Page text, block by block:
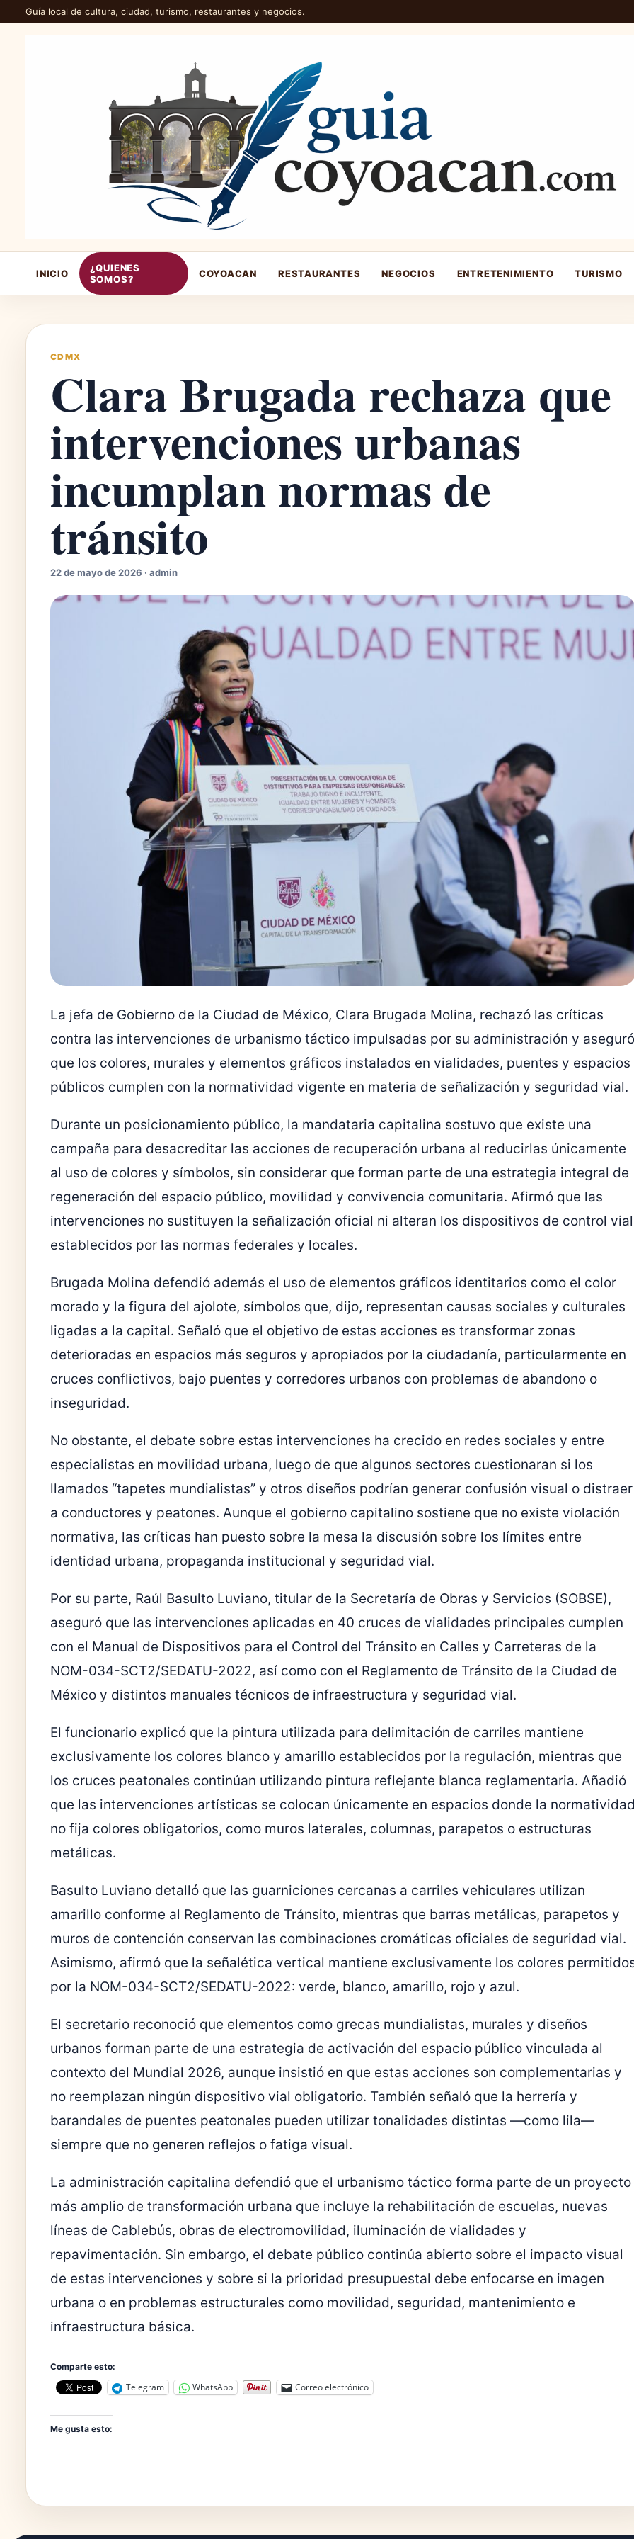
Guía local de cultura, ciudad, turismo, restaurantes y negocios.
INICIO
¿QUIENES
SOMOS?
COYOACAN RESTAURANTES NEGOCIOS ENTRETENIMIENTO TURISMO
CDMX
Clara Brugada rechaza que
intervenciones urbanas
incumplan normas de
tránsito
22 de mayo de 2026 · admin
La jefa de Gobierno de la Ciudad de México, Clara Brugada Molina, rechazó las críticas
contra las intervenciones de urbanismo táctico impulsadas por su administración y aseguró
que los colores, murales y elementos gráficos instalados en vialidades, puentes y espacios
públicos cumplen con la normatividad vigente en materia de señalización y seguridad vial.
Durante un posicionamiento público, la mandataria capitalina sostuvo que existe una
campaña para desacreditar las acciones de recuperación urbana al reducirlas únicamente
al uso de colores y símbolos, sin considerar que forman parte de una estrategia integral de
regeneración del espacio público, movilidad y convivencia comunitaria. Afirmó que las
intervenciones no sustituyen la señalización oficial ni alteran los dispositivos de control vial
establecidos por las normas federales y locales.
Brugada Molina defendió además el uso de elementos gráficos identitarios como el color
morado y la figura del ajolote, símbolos que, dijo, representan causas sociales y culturales
ligadas a la capital. Señaló que el objetivo de estas acciones es transformar zonas
deterioradas en espacios más seguros y apropiados por la ciudadanía, particularmente en
cruces conflictivos, bajo puentes y corredores urbanos con problemas de abandono o
inseguridad.
No obstante, el debate sobre estas intervenciones ha crecido en redes sociales y entre
especialistas en movilidad urbana, luego de que algunos sectores cuestionaran si los
llamados “tapetes mundialistas” y otros diseños podrían generar confusión visual o distraer
a conductores y peatones. Aunque el gobierno capitalino sostiene que no existe violación
normativa, las críticas han puesto sobre la mesa la discusión sobre los límites entre
identidad urbana, propaganda institucional y seguridad vial.
Por su parte, Raúl Basulto Luviano, titular de la Secretaría de Obras y Servicios (SOBSE),
aseguró que las intervenciones aplicadas en 40 cruces de vialidades principales cumplen
con el Manual de Dispositivos para el Control del Tránsito en Calles y Carreteras de la
NOM-034-SCT2/SEDATU-2022, así como con el Reglamento de Tránsito de la Ciudad de
México y distintos manuales técnicos de infraestructura y seguridad vial.
El funcionario explicó que la pintura utilizada para delimitación de carriles mantiene
exclusivamente los colores blanco y amarillo establecidos por la regulación, mientras que
los cruces peatonales continúan utilizando pintura reflejante blanca reglamentaria. Añadió
que las intervenciones artísticas se colocan únicamente en espacios donde la
no fija colores obligatorios, como muros laterales, columnas, parapetos o estructuras
metálicas.
Basulto Luviano detalló que las guarniciones cercanas a carriles vehiculares utilizan
amarillo conforme al Reglamento de Tránsito, mientras que barras metálicas, parapetos y
muros de contención conservan las combinaciones cromáticas oficiales de seguridad vial.
Asimismo, afirmó que la señalética vertical mantiene exclusivamente los colores
por la NOM-034-SCT2/SEDATU-2022: verde, blanco, amarillo, rojo y azul.
El secretario reconoció que elementos como grecas mundialistas, murales y diseños
urbanos forman parte de una estrategia de activación del espacio público vinculada al
contexto del Mundial 2026, aunque insistió en que estas acciones son complementarias y
no reemplazan ningún dispositivo vial obligatorio. También señaló que la herrería y
barandales de puentes peatonales pueden utilizar tonalidades distintas —como lila—
siempre que no generen reflejos o fatiga visual.
La administración capitalina defendió que el urbanismo táctico forma parte de un proyecto
más amplio de transformación urbana que incluye la rehabilitación de escuelas, nuevas
líneas de Cablebús, obras de electromovilidad, iluminación de vialidades y
repavimentación. Sin embargo, el debate público continúa abierto sobre el impacto visual
de estas intervenciones y sobre si la prioridad presupuestal debe enfocarse en imagen
urbana o en problemas estructurales como movilidad, seguridad, mantenimiento e
infraestructura básica.
Comparte esto:
Telegram WhatsApp Correo electrónico
Me gusta esto: